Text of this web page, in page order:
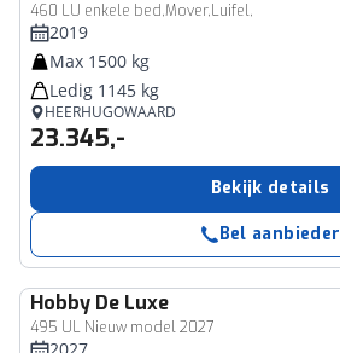
460 LU enkele bed,Mover,Luifel,
2019
Max 1500 kg
Ledig 1145 kg
HEERHUGOWAARD
23.345,-
Bekijk details
Bel aanbieder
Hobby De Luxe
495 UL Nieuw model 2027